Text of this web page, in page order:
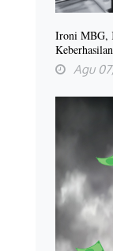
Ironi MBG,
Keberhasilan
Agu